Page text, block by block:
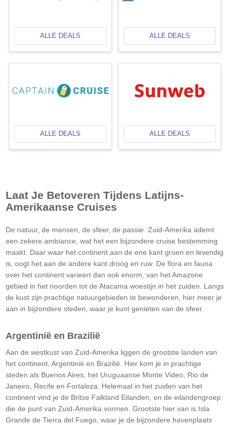
ALLE DEALS ALLE DEALS
ALLE DEALS ALLE DEALS
Laat Je Betoveren Tijdens Latijns-
Amerikaanse Cruises
De natuur, de mensen, de sfeer, de passie. Zuid-Amerika ademt
een zekere ambiance, wat het een bijzondere cruise bestemming
maakt. Daar waar het continent aan de ene kant groen en levendig
is, oogt het aan de andere kant droog en ruw. De flora en fauna
over het continent varieert dan ook enorm, van het Amazone
gebied in het noorden tot de Atacama woestijn in het zuiden. Langs
de kust zijn prachtige natuurgebieden te bewonderen, hier meer je
aan in bijzondere steden, waar je kunt genieten van de sfeer.
Argentinië en Brazilië
Aan de westkust van Zuid-Amerika liggen de grootste landen van
het continent, Argentinië en Brazilië. Hier kom je in prachtige
steden als Buenos Aires, het Uruguaanse Monte Video, Rio de
Janeiro, Recife en Fortaleza. Helemaal in het zuiden van het
continent vind je de Britse Falkland Eilanden, en de eilandengroep
die de punt van Zuid-Amerika vormen. Grootste hier van is Isla
Grande de Tierra del Fuego, waar je de bijzondere havenplaats